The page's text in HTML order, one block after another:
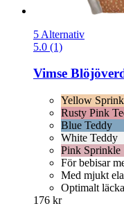
5 Alternativ
5.0 (1)
Vimse
Yellow
Rusty Pink
Blue Teddy
White Teddy
Pink Sprinkle
För bebisar
Med mjukt
Optimalt
176 kr